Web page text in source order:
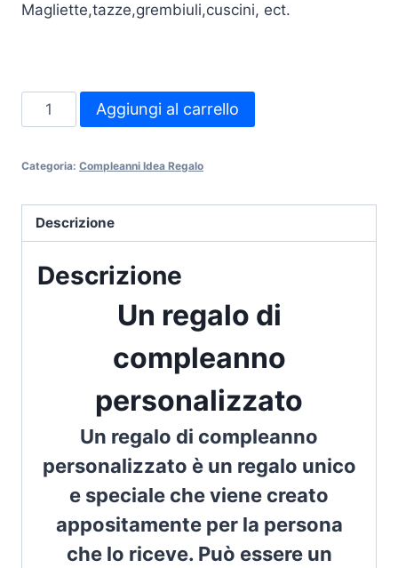
Magliette,tazze,grembiuli,cuscini, ect.
MADE
IN-
regalo
compleanno
personalizzato
quantità
Aggiungi al carrello
Categoria: Compleanni Idea Regalo
Descrizione
Descrizione
Un regalo di
compleanno
personalizzato
Un regalo di compleanno
personalizzato è un regalo unico
e speciale che viene creato
appositamente per la persona
che lo riceve. Può essere un